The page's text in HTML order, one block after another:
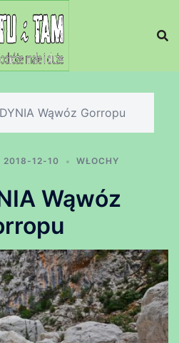
Wąwóz Gorropu
2018-12-10 WŁOCHY
Wąwóz